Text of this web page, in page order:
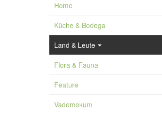
Home
Küche & Bodega
Land & Leute
Flora & Fauna
Feature
Vademekum